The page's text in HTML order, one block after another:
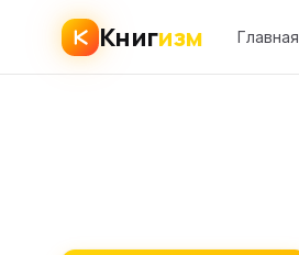
Книгизм Главная